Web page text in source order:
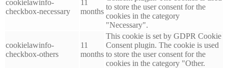
cookielawinfo-
checkbox-necessary
11
months
to store the user consent for the
cookies in the category
"Necessary".
cookielawinfo-
checkbox-others
11
months
This cookie is set by GDPR Cookie
Consent plugin. The cookie is used
to store the user consent for the
cookies in the category "Other.